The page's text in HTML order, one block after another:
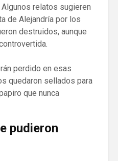
Algunos relatos sugieren
de Alejandría por los
destruidos, aunque
perdido en esas
quedaron sellados para
que nunca
pudieron